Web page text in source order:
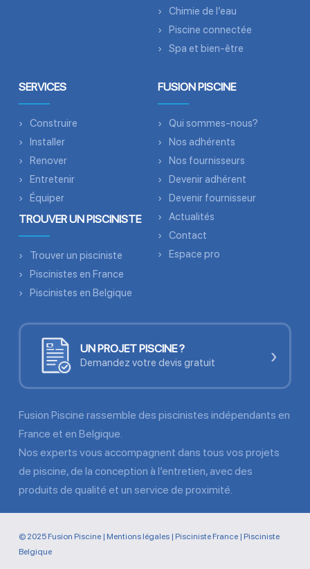
Chimie de l’eau
Piscine connectée
Spa et bien-être
SERVICES
Construire
Installer
Renover
Entretenir
Équiper
TROUVER UN PISCINISTE
Trouver un pisciniste
Piscinistes en France
Piscinistes en Belgique
FUSION PISCINE
Qui sommes-nous?
Nos adhérents
Nos fournisseurs
Devenir adhérent
Devenir fournisseur
Actualités
Contact
Espace pro
UN PROJET PISCINE ?
Demandez votre devis gratuit ›
Fusion Piscine rassemble des piscinistes indépendants en
France et en Belgique.
Nos experts vous accompagnent dans tous vos projets
de piscine, de la conception à l’entretien, avec des
produits de qualité et un service de proximité.
© 2025 Fusion Piscine | Mentions légales| Pisciniste France| Pisciniste
Belgique